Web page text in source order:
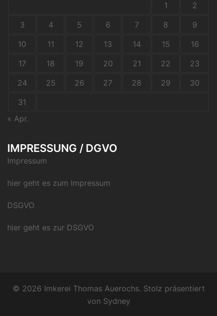
1
2
3
4 5 6 7 8
9
10
11 12 13 14 15
16
17
18 19 20 21 22
23
24
25 26 27 28 29
30
31
« Apr.
IMPRESSUNG / DGVO
Impressum
hier geht es zum Impressum
DSGVO
hier geht es zur DSGVO
© 2026 Imkerei Thomas Auerochs. Stolz präsentiert
von Sydney